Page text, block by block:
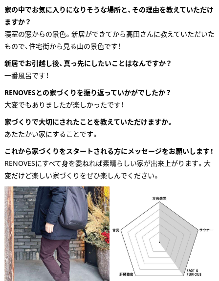
家の中でお気に入りになりそうな場所と、その理由を教えていただけ
ますか？
寝室の窓からの景色。新居ができてから高田さんに教えていただいた
もので、住宅街から見る山の景色です！
新居でお引越し後、真っ先にしたいことはなんですか？
一番風呂です！
RENOVESとの家づくりを振り返っていかがでしたか？
大変でもありましたが楽しかったです！
家づくりで大切にされたことを教えていただけますか。
あたたかい家にすることです。
これから家づくりをスタートされる方にメッセージをお願いします！
RENOVESにすべて身を委ねれば素晴らしい家が出来上がります。大
変だけど楽しい家づくりをぜひ楽しんでください。